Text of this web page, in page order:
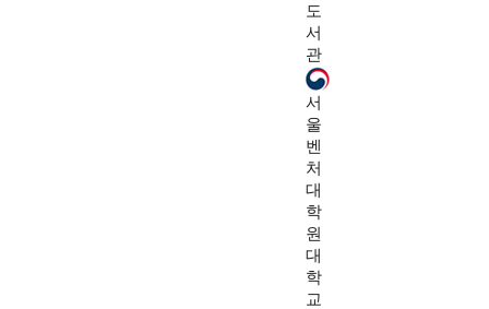
도
서
관
서
울
벤
처
대
학
원
대
학
교